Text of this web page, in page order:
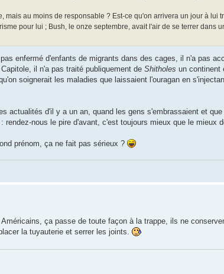
au moins de responsable ? Est-ce qu'on arrivera un jour à lui
pour lui ; Bush, le onze septembre, avait l'air de se terrer dans
enfermé d'enfants de migrants dans des cages, il n'a pas
il n'a pas traité publiquement de Shitholes un continent
soignerait les maladies que laissaient l'ouragan en
actualités d'il y a un an, quand les gens s'embrassaient et
nous le pire d'avant, c'est toujours mieux que le mieux
prénom, ça ne fait pas sérieux ?
ça passe de toute façon à la trappe, ils ne
la tuyauterie et serrer les joints.